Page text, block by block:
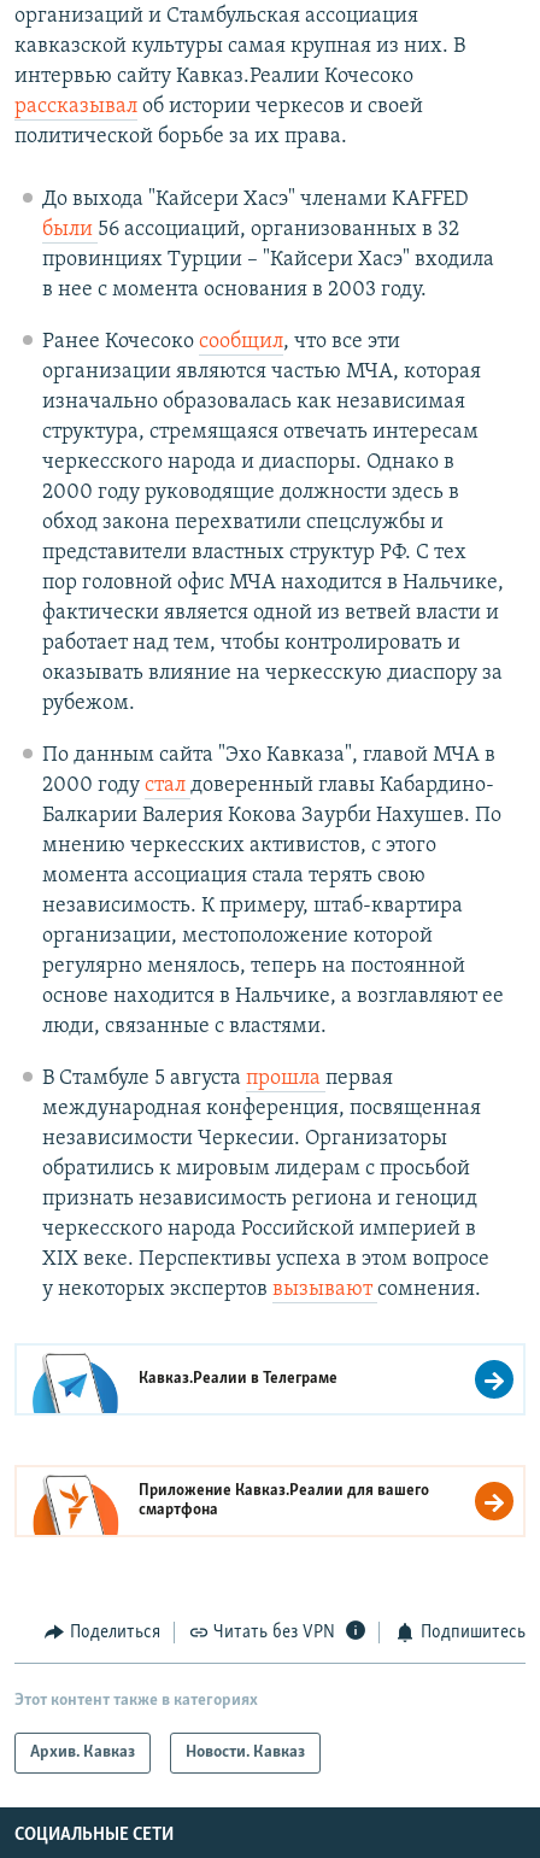
организаций и Стамбульская ассоциация
кавказской культуры самая крупная из них. В
интервью сайту Кавказ.Реалии Кочесоко
рассказывал об истории черкесов и своей
политической борьбе за их права.
До выхода "Кайсери Хасэ" членами KAFFED
были 56 ассоциаций, организованных в 32
провинциях Турции – "Кайсери Хасэ" входила
в нее с момента основания в 2003 году.
Ранее Кочесоко сообщил, что все эти
организации являются частью МЧА, которая
изначально образовалась как независимая
структура, стремящаяся отвечать интересам
черкесского народа и диаспоры. Однако в
2000 году руководящие должности здесь в
обход закона перехватили спецслужбы и
представители властных структур РФ. С тех
пор головной офис МЧА находится в Нальчике,
фактически является одной из ветвей власти и
работает над тем, чтобы контролировать и
оказывать влияние на черкесскую диаспору за
рубежом.
По данным сайта "Эхо Кавказа", главой МЧА в
2000 году стал доверенный главы Кабардино-
Балкарии Валерия Кокова Заурби Нахушев. По
мнению черкесских активистов, с этого
момента ассоциация стала терять свою
независимость. К примеру, штаб-квартира
организации, местоположение которой
регулярно менялось, теперь на постоянной
основе находится в Нальчике, а возглавляют ее
люди, связанные с властями.
В Стамбуле 5 августа прошла первая
международная конференция, посвященная
независимости Черкесии. Организаторы
обратились к мировым лидерам с просьбой
признать независимость региона и геноцид
черкесского народа Российской империей в
XIX веке. Перспективы успеха в этом вопросе
у некоторых экспертов вызываютсомнения.
Кавказ.Реалии вТелеграме
Приложение Кавказ.Реалии для вашего
смартфона
Поделиться Читать без VPN Подпишитесь
Этот контент также в категориях
Архив. Кавказ Новости. Кавказ
СОЦИАЛЬНЫЕ СЕТИ